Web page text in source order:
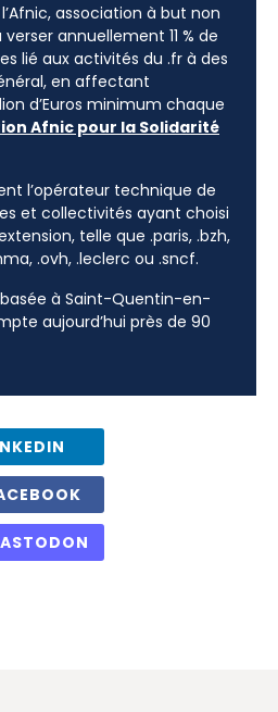
association à but non
annuellement 11 % de
lié aux activités du .fr à des
en affectant
d’Euros minimum chaque
Afnic pour la Solidarité
l’opérateur technique de
et collectivités ayant choisi
telle que .paris, .bzh,
.ovh, .leclerc ou .sncf.
à Saint-Quentin-en-
aujourd’hui près de 90